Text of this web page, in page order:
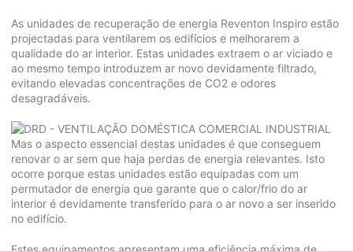
As unidades de recuperação de energia Reventon Inspiro estão
projectadas para ventilarem os edifícios e melhorarem a
qualidade do ar interior. Estas unidades extraem o ar viciado e
ao mesmo tempo introduzem ar novo devidamente filtrado,
evitando elevadas concentrações de CO2 e odores
desagradáveis.
Mas o aspecto essencial destas unidades é que conseguem
renovar o ar sem que haja perdas de energia relevantes. Isto
ocorre porque estas unidades estão equipadas com um
permutador de energia que garante que o calor/frio do ar
interior é devidamente transferido para o ar novo a ser inserido
no edifício.